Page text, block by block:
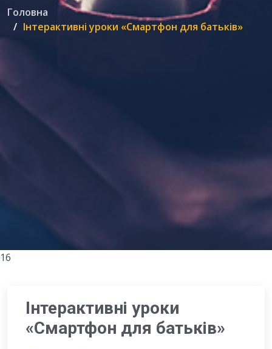
Головна
Інтерактивні уроки «Смартфон для батьків»
16
Інтерактивні уроки
«Смартфон для батьків»